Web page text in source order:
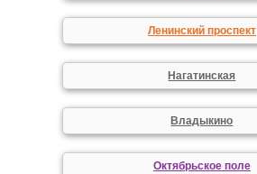
Ленинский проспект
Нагатинская
Владыкино
Октябрьское поле